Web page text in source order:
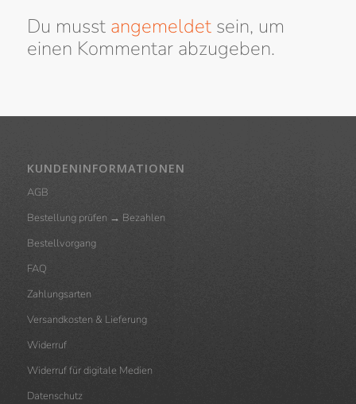
Du musst angemeldetsein, um
einen Kommentar abzugeben.
KUNDENINFORMATIONEN
AGB
Bestellung prüfen → Bezahlen
Bestellvorgang
FAQ
Zahlungsarten
Versandkosten & Lieferung
Widerruf
Widerruf für digitale Medien
Datenschutz